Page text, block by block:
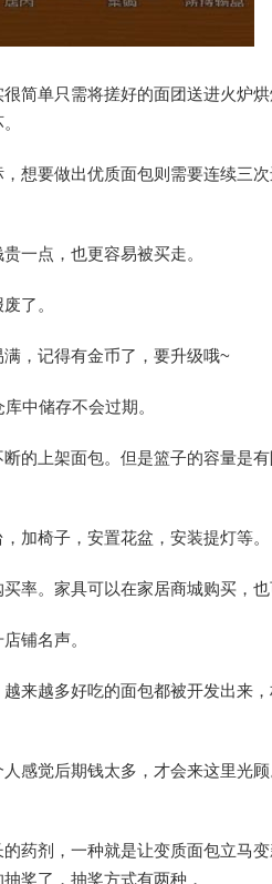
单只需将搓好的面团送进火炉烘
要做出优质面包则需要连续三次
点，也更容易被买走。
了。
，记得有金币了，要升级哦~
中储存不会过期。
上架面包。但是篮子的容量是有
椅子，安置花盆，安装提灯等。
。家具可以在家居商城购买，也
铺名声。
越多好吃的面包都被开发出来，
觉后期钱太多，才会来这里光顾
剂，一种就是让变质面包立马变
奖了，抽奖方式有两种，